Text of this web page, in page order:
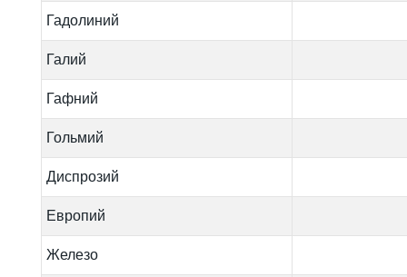
Гадолиний
Галий
Гафний
Гольмий
Диспрозий
Европий
Железо